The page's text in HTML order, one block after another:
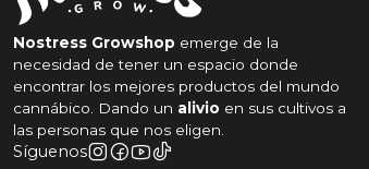
Nostress Growshop emerge de la
necesidad de tener un espacio donde
encontrar los mejores productos del mundo
cannábico. Dando un alivio en sus cultivos a
las personas que nos eligen.
Síguenos